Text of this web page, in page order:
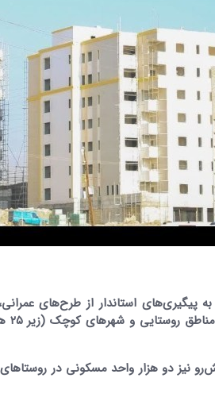
نیز دو هزار واحد مسکونی در